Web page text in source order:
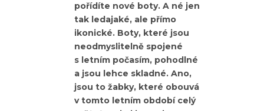
pořídíte nové boty. A né jen
tak ledajaké, ale přímo
ikonické. Boty, které jsou
neodmyslitelně spojené
s letním počasím, pohodlné
a jsou lehce skladné. Ano,
jsou to žabky, které obouvá
v tomto letním období celý